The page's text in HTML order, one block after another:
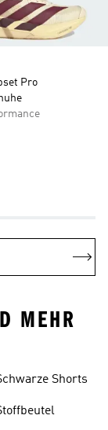
Pro
MEHR
Shorts